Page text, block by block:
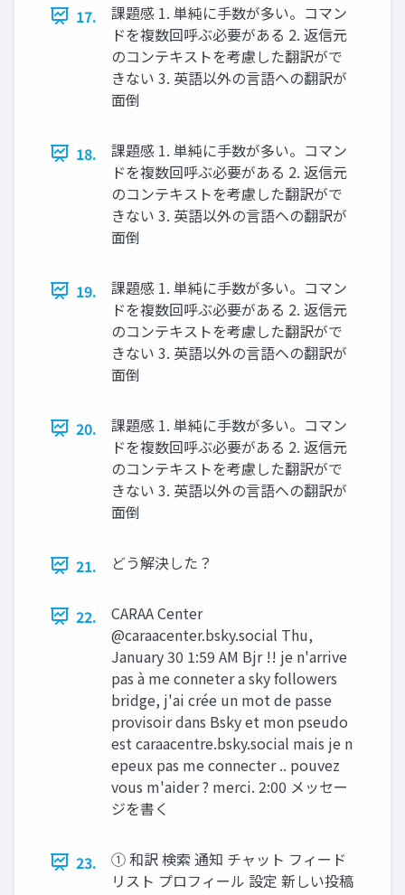
17.
課題感 1. 単純に手数が多い。コマン
ドを複数回呼ぶ必要がある 2. 返信元
のコンテキストを考慮した翻訳がで
きない 3. 英語以外の言語への翻訳が
面倒
18.
課題感 1. 単純に手数が多い。コマン
ドを複数回呼ぶ必要がある 2. 返信元
のコンテキストを考慮した翻訳がで
きない 3. 英語以外の言語への翻訳が
面倒
19.
課題感 1. 単純に手数が多い。コマン
ドを複数回呼ぶ必要がある 2. 返信元
のコンテキストを考慮した翻訳がで
きない 3. 英語以外の言語への翻訳が
面倒
20.
課題感 1. 単純に手数が多い。コマン
ドを複数回呼ぶ必要がある 2. 返信元
のコンテキストを考慮した翻訳がで
きない 3. 英語以外の言語への翻訳が
面倒
21. どう解決した？
22.
CARAA Center
@caraacenter.bsky.social Thu,
January 30 1:59 AM Bjr !! je n'arrive
pas à me conneter a sky followers
bridge, j'ai crée un mot de passe
provisoir dans Bsky et mon pseudo
est caraacentre.bsky.social mais je n
epeux pas me connecter .. pouvez
vous m'aider ? merci. 2:00 メッセー
ジを書く
23.
① 和訳 検索 通知 チャット フィード
リスト プロフィール 設定 新しい投稿